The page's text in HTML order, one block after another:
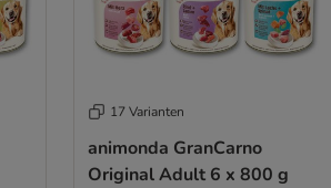
17 Varianten
animonda GranCarno
Original Adult 6 x 800 g